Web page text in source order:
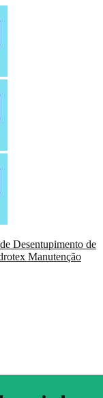
Desentupimento de
Manutenção